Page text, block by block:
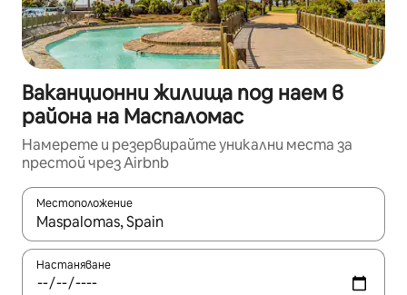
Ваканционни жилища под наем в
района на Маспаломас
Намерете и резервирайте уникални места за
престой чрез Airbnb
Местоположение
Когато резултатите се покажат, използвайте
Настаняване